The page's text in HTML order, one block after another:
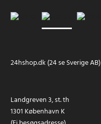
24hshop.dk (24 se Sverige AB)
Landgreven 3, st. th
1301 København K